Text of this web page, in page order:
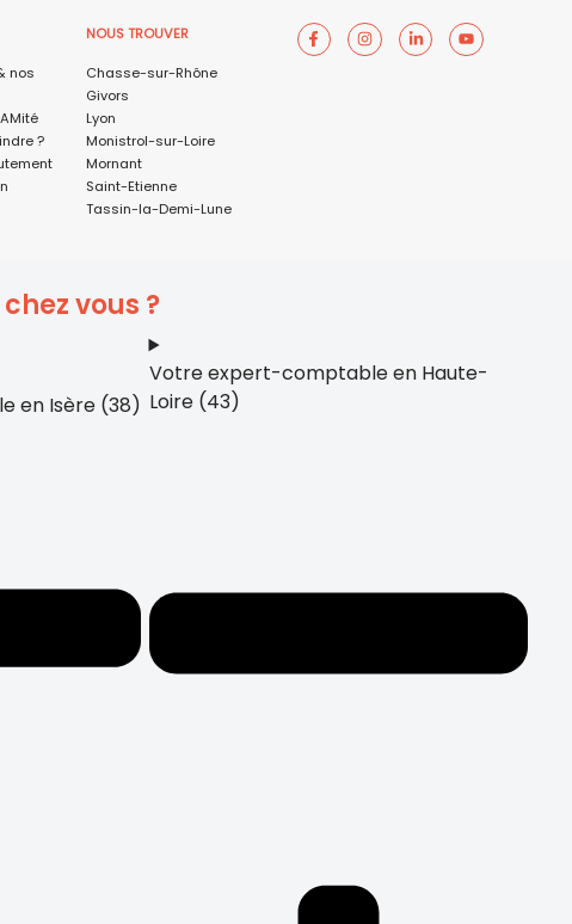
nos
?
NOUS TROUVER
Chasse-sur-Rhône
Givors
Lyon
Monistrol-sur-Loire
Mornant
Saint-Etienne
Tassin-la-Demi-Lune
vous ?
en Isère (38)
Votre expert-comptable en Haute-
Loire (43)